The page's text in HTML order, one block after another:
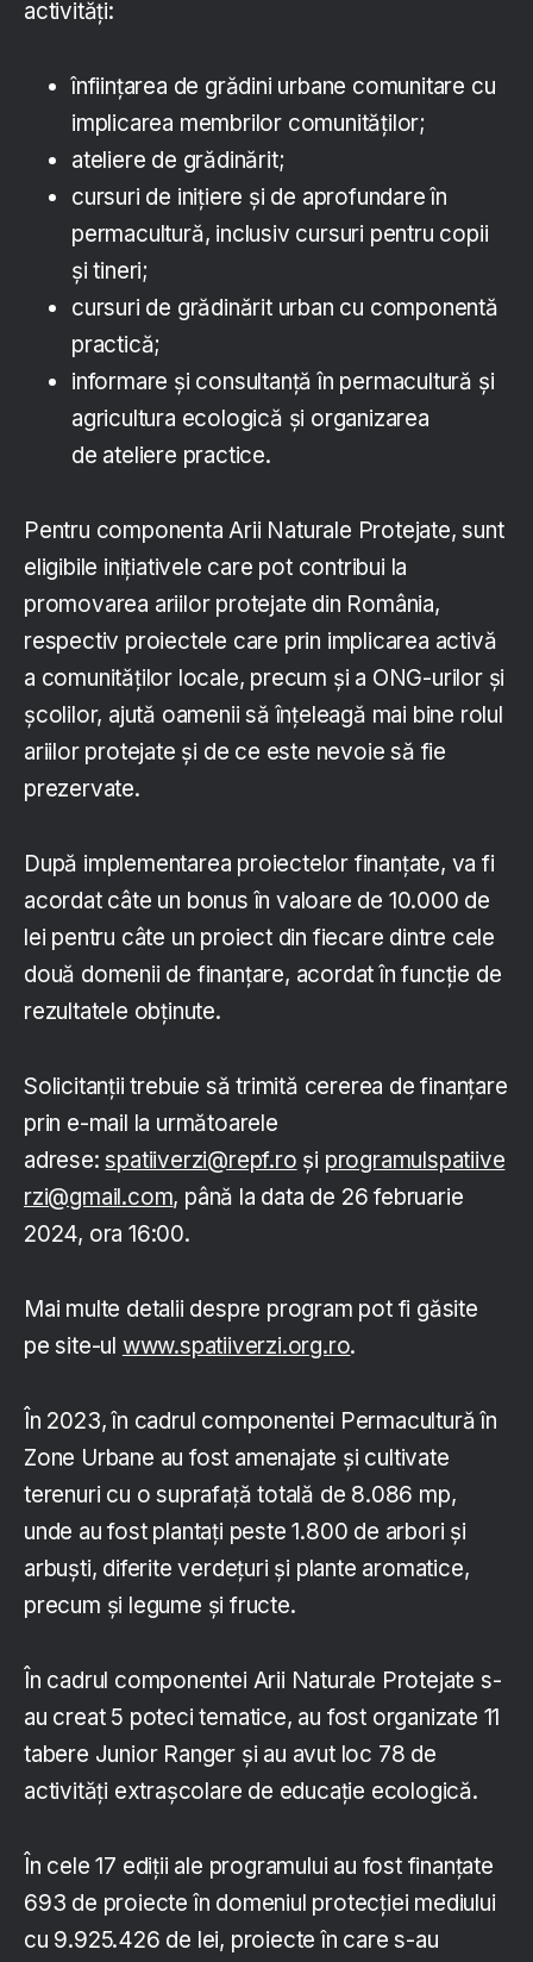
activităţi:
înfiinţarea de grădini urbane comunitare cu
implicarea membrilor comunităţilor;
ateliere de grădinărit;
cursuri de iniţiere şi de aprofundare în
permacultură, inclusiv cursuri pentru copii
şi tineri;
cursuri de grădinărit urban cu componentă
practică;
informare şi consultanţă în permacultură şi
agricultura ecologică şi organizarea
de ateliere practice.
Pentru componenta Arii Naturale Protejate, sunt
eligibile iniţiativele care pot contribui la
promovarea ariilor protejate din România,
respectiv proiectele care prin implicarea activă
a comunităţilor locale, precum şi a ONG-urilor şi
şcolilor, ajută oamenii să înţeleagă mai bine rolul
ariilor protejate şi de ce este nevoie să fie
prezervate.
După implementarea proiectelor finanțate, va fi
acordat câte un bonus în valoare de 10.000 de
lei pentru câte un proiect din fiecare dintre cele
două domenii de finanțare, acordat în funcţie de
rezultatele obţinute.
Solicitanţii trebuie să trimită cererea de finanţare
prin e-mail la următoarele
adrese:spatiiverzi@repf.ro şi programulspatiive
rzi@gmail.com, până la data de 26 februarie
2024, ora 16:00.
Mai multe detalii despre program pot fi găsite
pe site-ul www.spatiiverzi.org.ro.
În 2023, în cadrul componentei Permacultură în
Zone Urbane au fost amenajate şi cultivate
terenuri cu o suprafaţă totală de 8.086 mp,
unde au fost plantaţi peste 1.800 de arbori şi
arbuşti, diferite verdeţuri şi plante aromatice,
precum şi legume şi fructe.
În cadrul componentei Arii Naturale Protejate s-
au creat 5 poteci tematice, au fost organizate 11
tabere Junior Ranger şi au avut loc 78 de
activităţi extraşcolare de educaţie ecologică.
În cele 17 ediții ale programului au fost finanţate
693 de proiecte în domeniul protecţiei mediului
cu 9.925.426 de lei, proiecte în care s-au